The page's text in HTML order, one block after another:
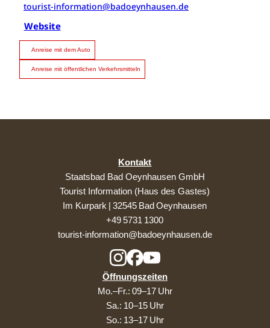
tourist-information@badoeynhausen.de
Website
Anreise mit dem Auto
Anreise mit öffentlichen Verkehrsmitteln
Kontakt
Staatsbad Bad Oeynhausen GmbH
Tourist Information (Haus des Gastes)
Im Kurpark | 32545 Bad Oeynhausen
+49 5731 1300
tourist-information@badoeynhausen.de
Öffnungszeiten
Mo.–Fr.: 09–17 Uhr
Sa.: 10–15 Uhr
So.: 13–17 Uhr